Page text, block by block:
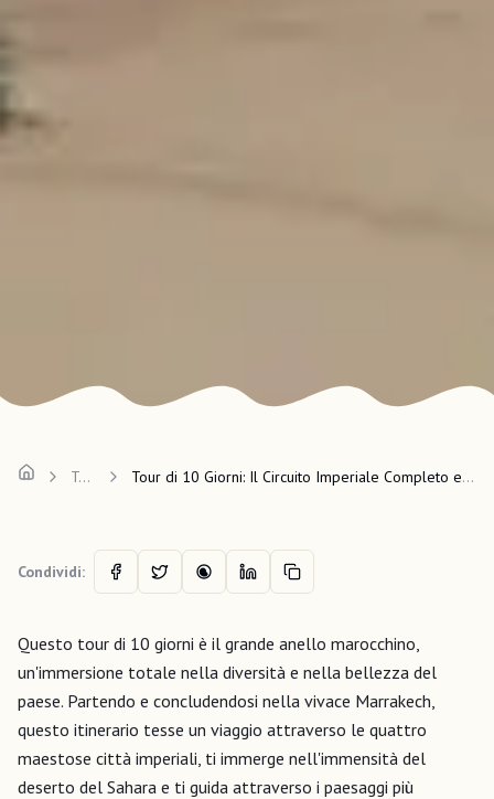
Tour Tour di 10 Giorni: Il Circuito Imperiale Completo e il Deserto
Condividi:
Questo tour di 10 giorni è il grande anello marocchino,
un'immersione totale nella diversità e nella bellezza del
paese. Partendo e concludendosi nella vivace Marrakech,
questo itinerario tesse un viaggio attraverso le quattro
maestose città imperiali, ti immerge nell'immensità del
deserto del Sahara e ti guida attraverso i paesaggi più